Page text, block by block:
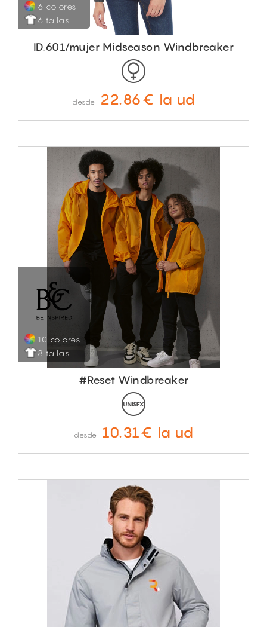
6 colores
6 tallas
ID.601/mujer Midseason Windbreaker
desde 22.86€ la ud
10 colores
8 tallas
#Reset Windbreaker
desde 10.31€ la ud